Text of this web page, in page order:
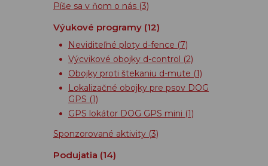
Píše sa v ňom o nás (3)
Výukové programy (12)
Neviditeľné ploty d-fence (7)
Výcvikové obojky d-control (2)
Obojky proti štekaniu d-mute (1)
Lokalizačné obojky pre psov DOG
GPS (1)
GPS lokátor DOG GPS mini (1)
Sponzorované aktivity (3)
Podujatia (14)